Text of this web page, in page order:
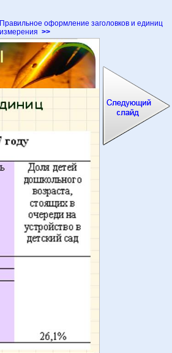
Правильное оформление заголовков и единиц
измерения >>